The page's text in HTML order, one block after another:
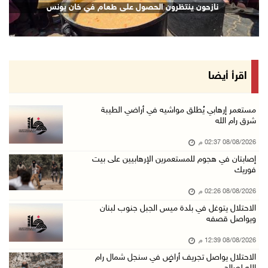
08/آب/2026 12:42 م
الاحتلال يتوغل في بلدة ميس الجبل جنوب لبنان و ...
سلطة المياه تطلق مشروعا وطنيا يقود التحول نحو ...
الإعصار "دولفين" يضرب أوكيناوا باليابان والصي ...
08/آب/2026 12:08 م
42 الف مسافر تنقلوا عبر معبر الكرامة الأسبوع ...
08/آب/2026 11:44 ص
منتخبنا الوطني للتايكواندو يستهل مشاركته في ب ...
08/آب/2026 11:06 ص
"فانا": الثقافة البحرينية تـصون الهوية الوطني ...
نازحون ينتظرون الحصول على طعام في خان يونس
اقرأ أيضا
مستعمر إرهابي يُطلق مواشيه في أراضي الطيبة
شرق رام الله
08/08/2026 02:37 م
إصابتان في هجوم للمستعمرين الإرهابيين على بيت
فوريك
08/08/2026 02:26 م
الاحتلال يتوغل في بلدة ميس الجبل جنوب لبنان
ويواصل قصفه
08/08/2026 12:39 م
الاحتلال يواصل تجريف أراضٍ في سنجل شمال رام